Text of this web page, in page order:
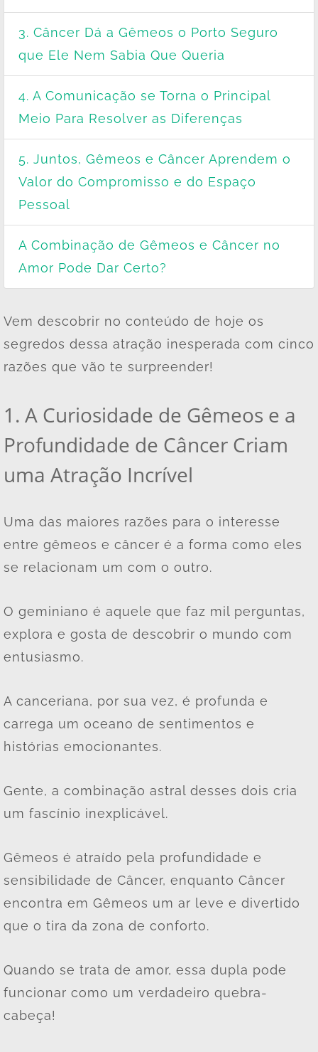
3. Câncer Dá a Gêmeos o Porto Seguro
que Ele Nem Sabia Que Queria
4. A Comunicação se Torna o Principal
Meio Para Resolver as Diferenças
5. Juntos, Gêmeos e Câncer Aprendem o
Valor do Compromisso e do Espaço
Pessoal
A Combinação de Gêmeos e Câncer no
Amor Pode Dar Certo?
Vem descobrir no conteúdo de hoje os
segredos dessa atração inesperada com cinco
razões que vão te surpreender!
1. A Curiosidade de Gêmeos e a
Profundidade de Câncer Criam
uma Atração Incrível
Uma das maiores razões para o interesse
entre gêmeos e câncer é a forma como eles
se relacionam um com o outro.
O geminiano é aquele que faz mil perguntas,
explora e gosta de descobrir o mundo com
entusiasmo.
A canceriana, por sua vez, é profunda e
carrega um oceano de sentimentos e
histórias emocionantes.
Gente, a combinação astral desses dois cria
um fascínio inexplicável.
Gêmeos é atraído pela profundidade e
sensibilidade de Câncer, enquanto Câncer
encontra em Gêmeos um ar leve e divertido
que o tira da zona de conforto.
Quando se trata de amor, essa dupla pode
funcionar como um verdadeiro quebra-
cabeça!